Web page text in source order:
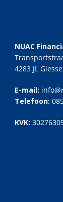
NUAC
4283 JL
E-mail:
Telefoon:
KVK: